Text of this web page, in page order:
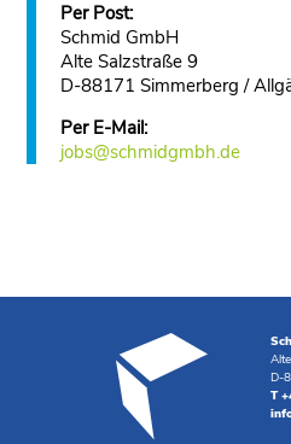
Per Post:
Schmid GmbH
Alte Salzstraße 9
D-88171 Simmerberg /
Per E-Mail:
jobs@schmidgmbh.de
D-
T